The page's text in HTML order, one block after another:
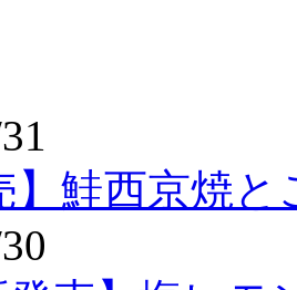
】鮭西京焼